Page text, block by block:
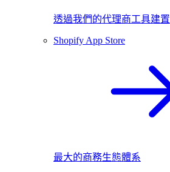
透過我們的代理商工具建置
Shopify App Store
最大的商務生態體系